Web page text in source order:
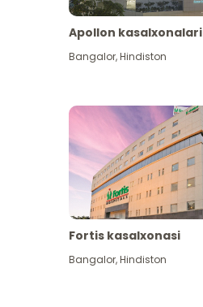
Apollon kasalxonalari
Bangalor,Hindiston
Fortis kasalxonasi
Bangalor,Hindiston